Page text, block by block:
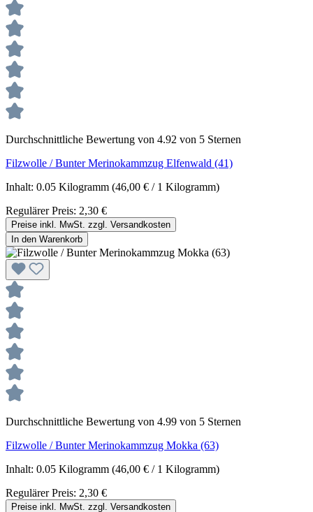
Durchschnittliche Bewertung von 4.92 von 5 Sternen
Filzwolle / Bunter Merinokammzug Elfenwald (41)
Inhalt: 0.05 Kilogramm (46,00 € / 1 Kilogramm)
Regulärer Preis: 2,30 €
Preise inkl. MwSt. zzgl. Versandkosten
In den Warenkorb
Durchschnittliche Bewertung von 4.99 von 5 Sternen
Filzwolle / Bunter Merinokammzug Mokka (63)
Inhalt: 0.05 Kilogramm (46,00 € / 1 Kilogramm)
Regulärer Preis: 2,30 €
Preise inkl. MwSt. zzgl. Versandkosten